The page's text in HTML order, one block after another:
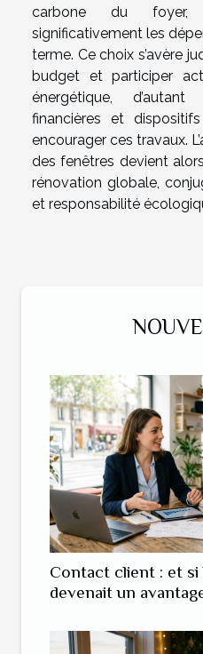
carbone du
significativement les
terme. Ce choix s’avère
budget et participer
énergétique,
financières et
encourager ces travaux.
des fenêtres devient
rénovation globale,
et responsabilité
Contact client : et si
devenait un